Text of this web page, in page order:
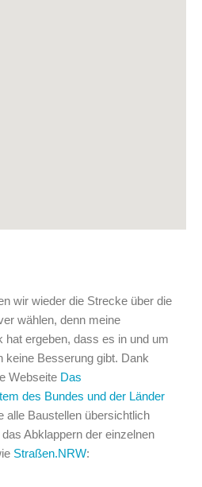
wir wieder die Strecke über die
wählen, denn meine
hat ergeben, dass es in und um
Besserung gibt. Dank
Webseite Das
des Bundes und der Länder
alle Baustellen übersichtlich
Abklappern der einzelnen
Straßen.NRW: